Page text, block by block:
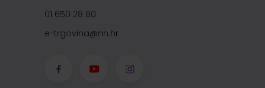
01 650 28 80
e-trgovina@nn.hr